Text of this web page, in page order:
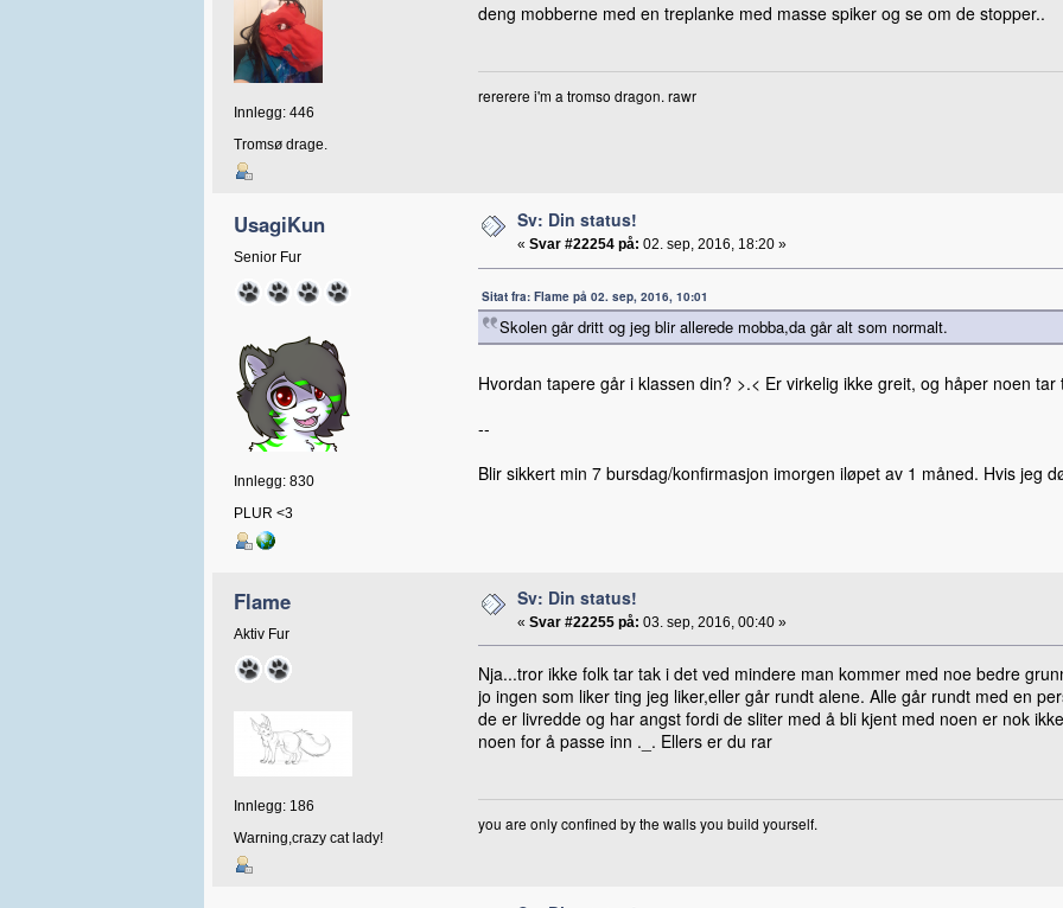
Innlegg: 446
Tromsø drage.
deng mobberne med en treplanke med masse spiker og se om de stopper..
rererere i'm a tromso dragon. rawr
UsagiKun
Senior Fur
Innlegg: 830
PLUR <3
Sv: Din status!
« Svar #22254 på: 02. sep, 2016, 18:20 »
Sitat fra: Flame på 02. sep, 2016, 10:01
Skolen går dritt og jeg blir allerede mobba,da går alt som normalt.
Hvordan tapere går i klassen din? >.< Er virkelig ikke greit, og håper noen tar
--
Blir sikkert min 7 bursdag/konfirmasjon imorgen iløpet av 1 måned. Hvis jeg
Flame
Aktiv Fur
Innlegg: 186
Warning,crazy cat lady!
Sv: Din status!
« Svar #22255 på: 03. sep, 2016, 00:40 »
Nja...tror ikke folk tar tak i det ved mindere man kommer med noe bedre
jo ingen som liker ting jeg liker,eller går rundt alene. Alle går rundt med en
de er livredde og har angst fordi de sliter med å bli kjent med noen er nok
noen for å passe inn ._. Ellers er du rar
you are only confined by the walls you build yourself.